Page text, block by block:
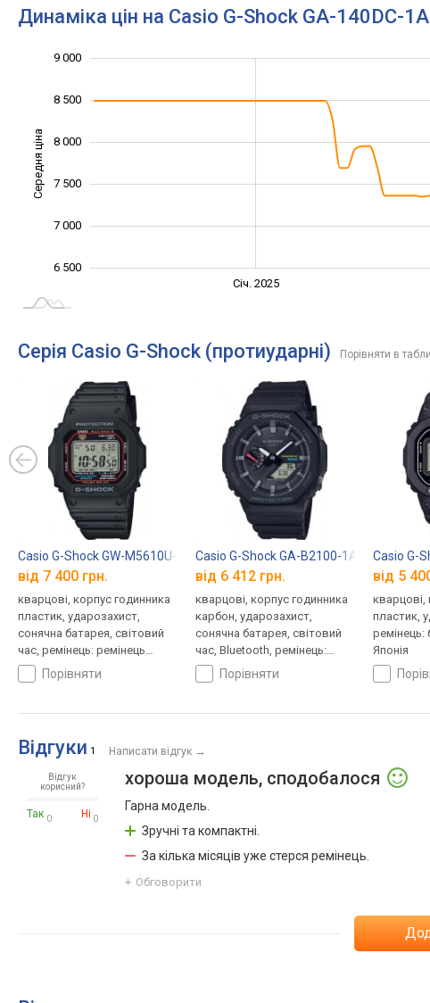
Динаміка цін на Casio G-Shock GA-140DC-1A
Середня ціна
6 500
7 000
7 500
8 000
8 500
9 000
Січ. 2025
Серія Casio G-Shock (протиударні) Порівняти в
Casio G-Shock GW-M5610U-1E
від 7 400 грн.
кварцові, корпус годинника
пластик, ударозахист,
сонячна батарея, світовий
час, ремінець: ремінець
каучук, WR 200, Японія
порівняти
Casio G-Shock GA-B2100-1A
від 6 412 грн.
кварцові, корпус годинника
карбон, ударозахист,
сонячна батарея, світовий
час, Bluetooth, ремінець:
браслет пластик, WR 200,
Японія
порівняти
Casio G-
від 5
кварцові,
пластик,
ремінець:
Японія
Відгуки 1 Написати відгук →
Відгук
корисний?
Так 0 Ні 0
хороша модель, сподобалося
Гарна модель.
Зручні та компактні.
За кілька місяців уже стерся ремінець.
Обговорити